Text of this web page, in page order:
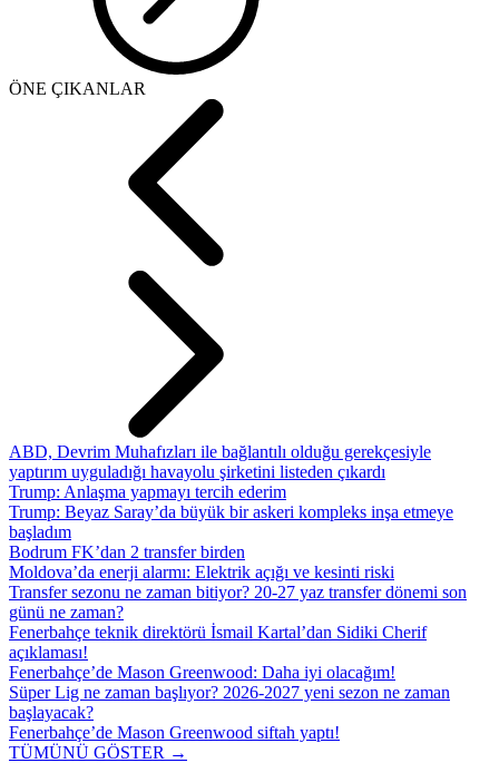
ÖNE ÇIKANLAR
ABD, Devrim Muhafızları ile bağlantılı olduğu gerekçesiyle
yaptırım uyguladığı havayolu şirketini listeden çıkardı
Trump: Anlaşma yapmayı tercih ederim
Trump: Beyaz Saray’da büyük bir askeri kompleks inşa etmeye
başladım
Bodrum FK’dan 2 transfer birden
Moldova’da enerji alarmı: Elektrik açığı ve kesinti riski
Transfer sezonu ne zaman bitiyor? 20-27 yaz transfer dönemi son
günü ne zaman?
Fenerbahçe teknik direktörü İsmail Kartal’dan Sidiki Cherif
açıklaması!
Fenerbahçe’de Mason Greenwood: Daha iyi olacağım!
Süper Lig ne zaman başlıyor? 2026-2027 yeni sezon ne zaman
başlayacak?
Fenerbahçe’de Mason Greenwood siftah yaptı!
TÜMÜNÜ GÖSTER →